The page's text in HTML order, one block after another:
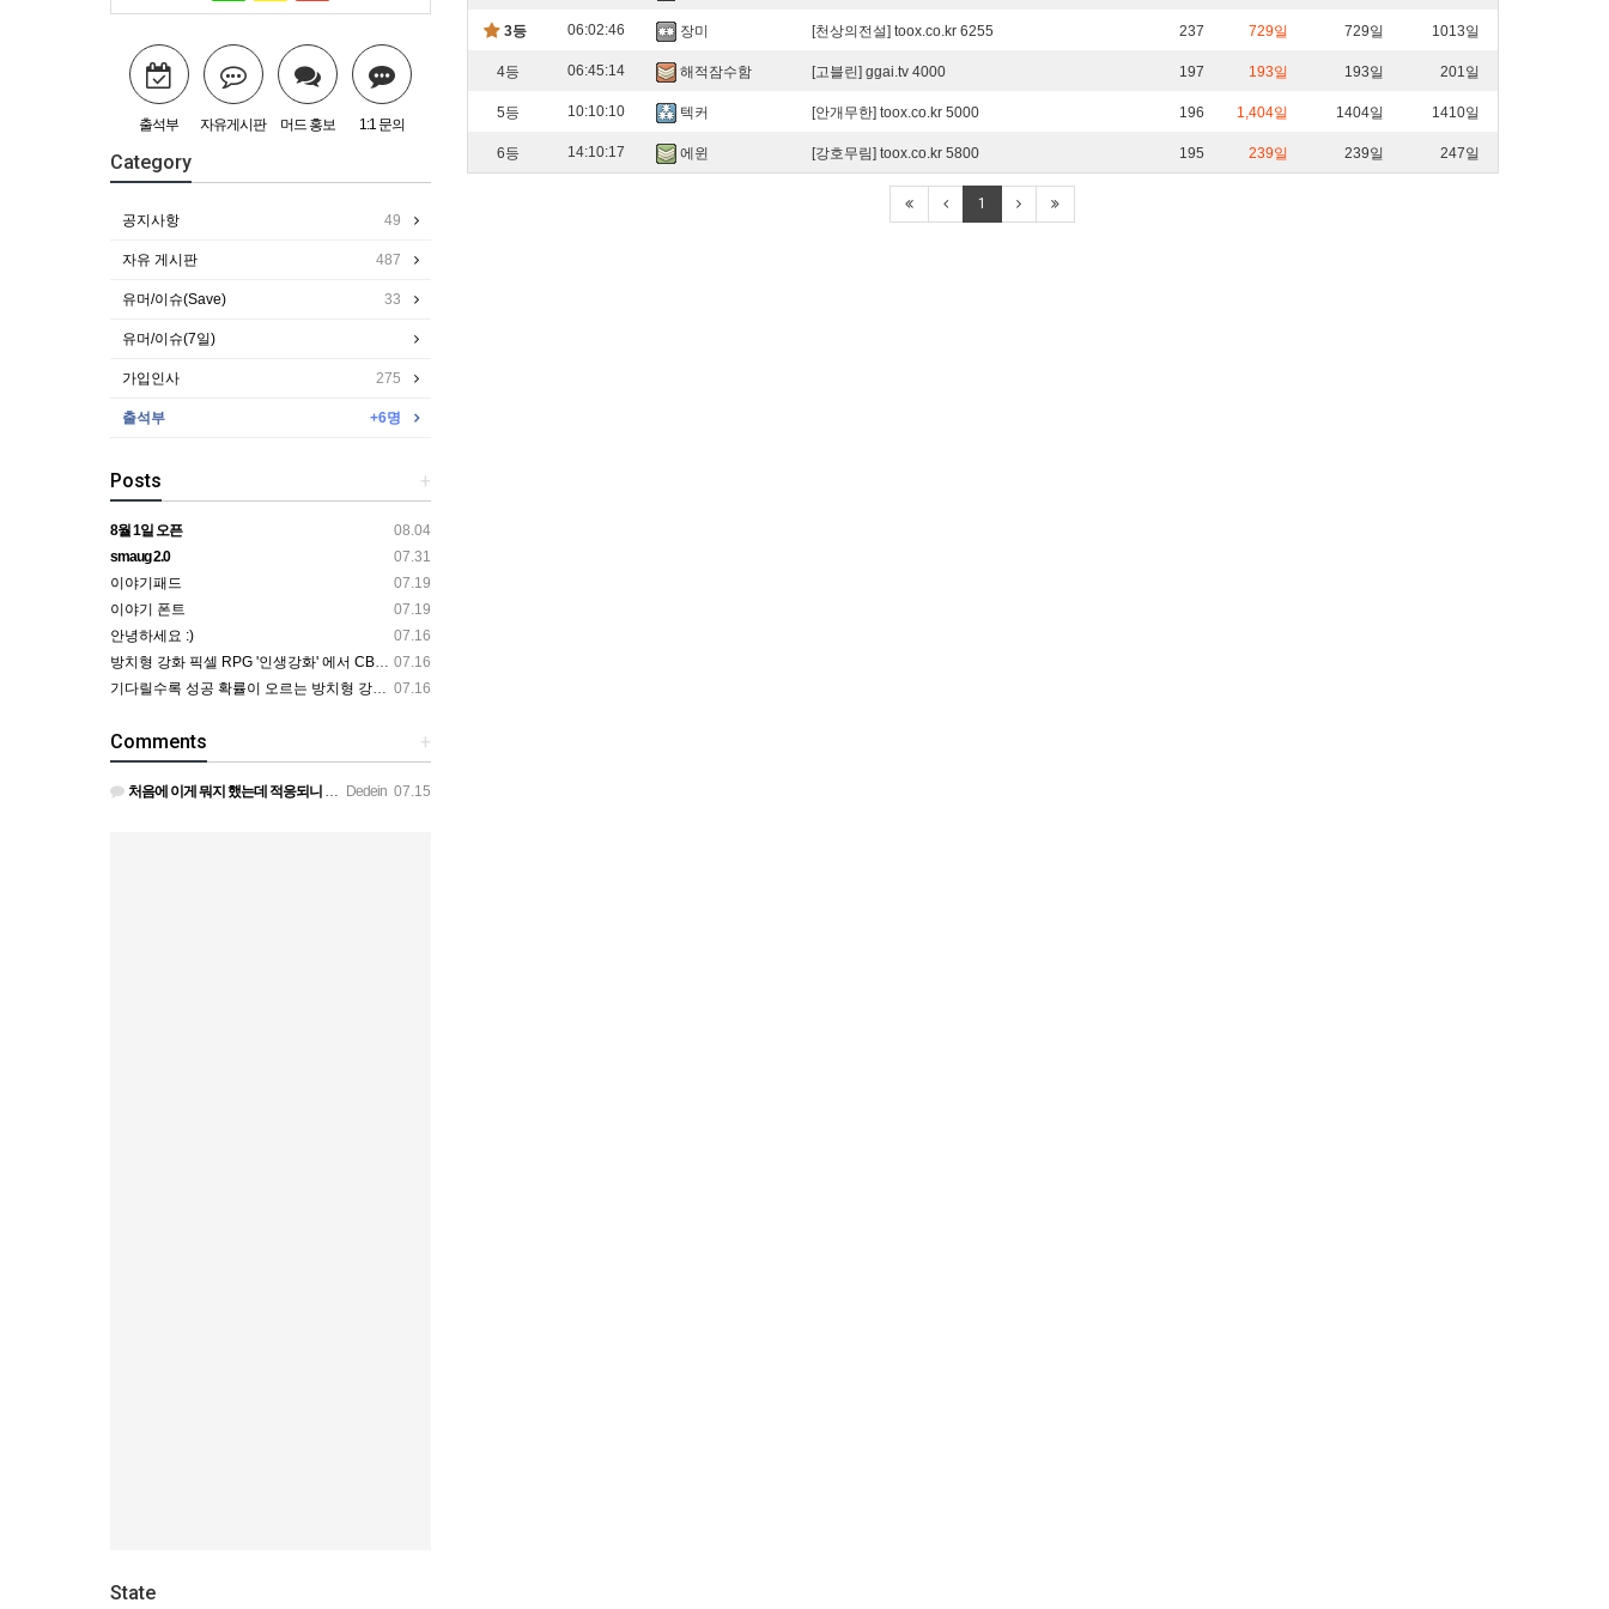
3등 06:02:46 장미 [천상의전설] toox.co.kr 6255 237 729일 729일 1013일
4등 06:45:14 해적잠수함 [고블린] ggai.tv 4000 197 193일 193일 201일
5등 10:10:10 텍커 [안개무한] toox.co.kr 5000 196 1,404일 1404일 1410일
6등 14:10:17 에윈 [강호무림] toox.co.kr 5800 195 239일 239일 247일
1
출석부 자유게시판 머드 홍보 1:1 문의
Category
공지사항 49
자유 게시판 487
유머/이슈(Save) 33
유머/이슈(7일)
가입인사 275
출석부 +6명
+
Posts
08.04
8월 1일 오픈
07.31
smaug 2.0
07.19
이야기패드
07.19
이야기 폰트
07.16
안녕하세요 :)
07.16
방치형 강화 픽셀 RPG '인생강화' 에서 CBT 인원을 모집합니다.
07.16
기다릴수록 성공 확률이 오르는 방치형 강화 RPG — 인생강화 ※8월 초 오픈 예정 (현재 CBT 중)
+
Comments
Dedein 07.15
처음에 이게 뭐지 했는데 적응되니 할만하네요 정보가 없긴하지만 게밍 안에 게시판 에서 하나씩 찾아보면은 그래…
State